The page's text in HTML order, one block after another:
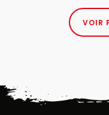
VOIR